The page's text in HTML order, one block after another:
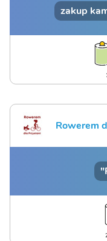
zakup
Rowerem